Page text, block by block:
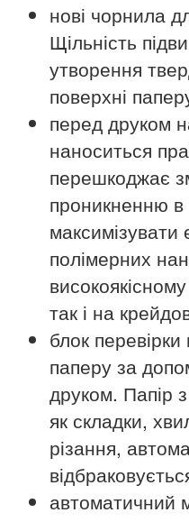
нові чорнила
Щільність
утворення
поверхні
перед друком
наноситься
перешкоджає
проникненню в
максимізувати
полімерних
так і на
блок
паперу за
друком. Папір
як складки,
різання,
автоматичний